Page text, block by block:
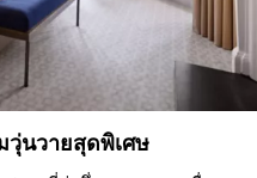
นวายสุดพิเศษ